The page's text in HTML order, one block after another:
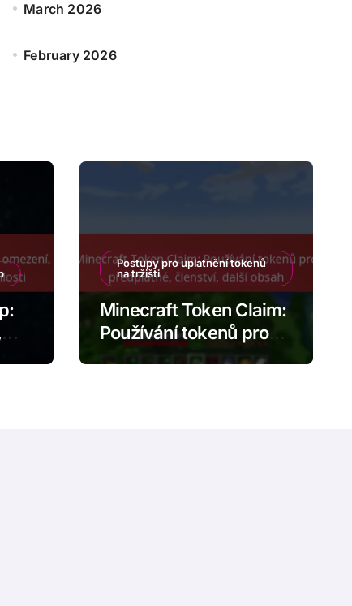
March 2026
February 2026
Postupy pro uplatnění tokenů
na tržišti
Minecraft Token Claim:
Používání tokenů pro
předplatné, členství,